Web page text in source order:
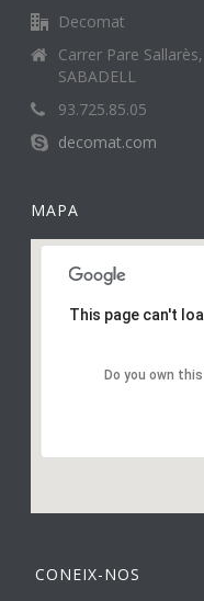
Decomat
Carrer Pare
SABADELL
93.725.85.05
decomat.com
MAPA
This page can't
Do you own
CONEIX-NOS